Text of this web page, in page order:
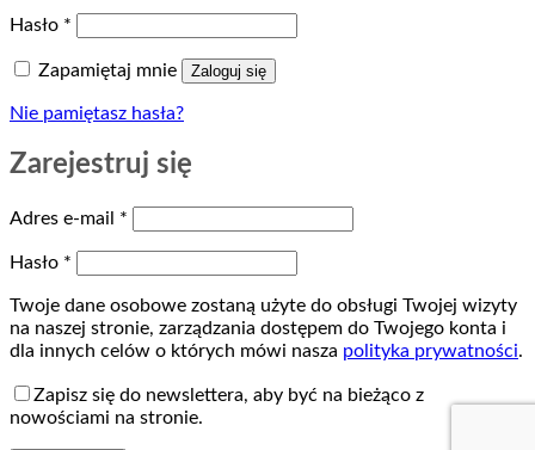
Hasło *
Zapamiętaj mnie Zaloguj się
Nie pamiętasz hasła?
Zarejestruj się
Adres e-mail *
Hasło *
Twoje dane osobowe zostaną użyte do obsługi Twojej wizyty
na naszej stronie, zarządzania dostępem do Twojego konta i
dla innych celów o których mówi nasza polityka prywatności.
Zapisz się do newslettera, aby być na bieżąco z
nowościami na stronie.